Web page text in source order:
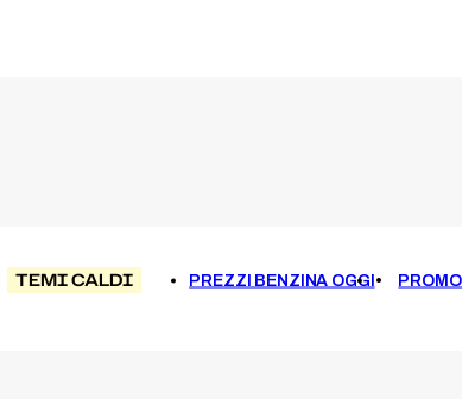
TEMI CALDI PREZZI BENZINA OGGI